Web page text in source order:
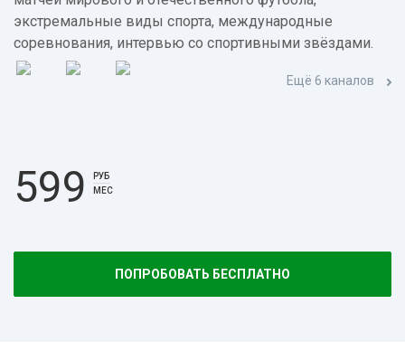
экстремальные виды спорта, международные
соревнования, интервью со спортивными звёздами.
Ещё 6 каналов
599
РУБ
МЕС
ПОПРОБОВАТЬ БЕСПЛАТНО